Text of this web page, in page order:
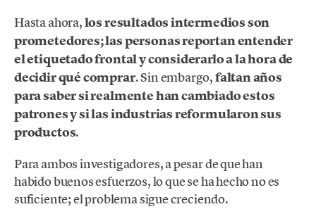
Hasta ahora,los resultados intermedios son
prometedores; las personas reportan entender
el etiquetado frontal y considerarlo a la hora de
decidir qué comprar. Sin embargo,faltan años
para saber si realmente han cambiado estos
patrones y si las industrias reformularon sus
productos.
Para ambos investigadores, a pesar de que han
habido buenos esfuerzos, lo que se ha hecho no es
suficiente; el problema sigue creciendo.